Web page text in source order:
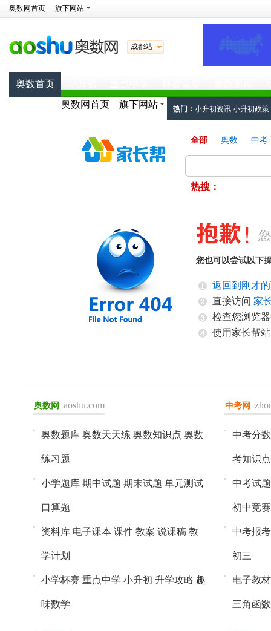
奥数网首页 旗下网站
成都站
奥数首页
奥数网首页
旗下网站
全部 奥数 中考
热搜：
您也可以尝试以下
返回到刚才
直接访问 家
检查您浏览
使用家长帮
奥数网 aoshu.com
进入>>
奥数题库 奥数天天练 奥数知识点 奥数
练习题
小学题库 期中试题 期末试题 单元测试
口算题
资料库 电子课本 课件 教案 说课稿 教
学计划
小学杯赛 重点中学 小升初 升学攻略 趣
味数学
中考网
进入>>
中考分
考知识
中考试
初中竞
中考报考
初三
电子教材
三角函数
热门： 小升初资讯 小升初政策